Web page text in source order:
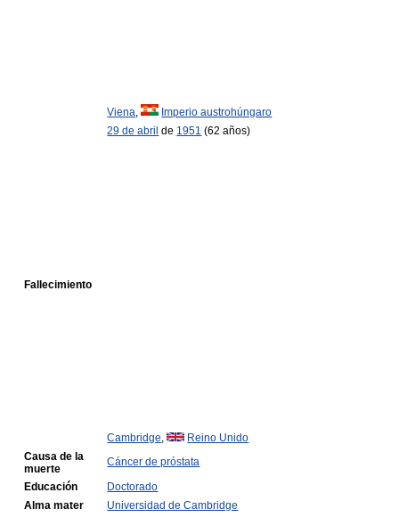
Viena, Imperio austrohúngaro
Fallecimiento
29 de abril de 1951 (62 años)
Cambridge,
Reino Unido
Causa de la
muerte
Cáncer de próstata
Educación
Doctorado
Alma mater
Universidad de Cambridge